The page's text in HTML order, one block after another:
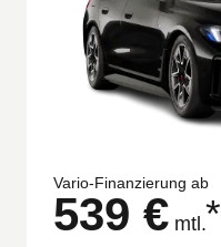
Vario-Finanzierung ab
539 € mtl.*